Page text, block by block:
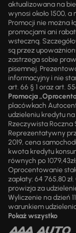
aktualizowana na
wynosi około 1500,
Promocji nie można
promocjami ani
wsteczną.
są przez
zastrzega sobie
pisemnej.
informacyjny i nie
art. 66 § 1 oraz art.
Promocja
placówkach
udzieleniu kredytu
Rzeczywista Roczna
Reprezentatywny
2019, cena
kwota kredytu
równych po
Oprocentowanie
zapłaty: 64 765,80
prowizja za
Wyliczenie na dzień
warunkiem
Pokaż wszystko